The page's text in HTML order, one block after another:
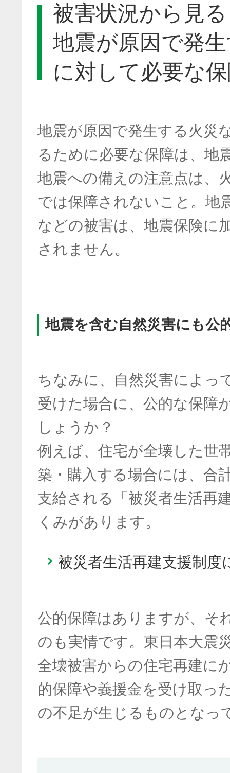
被害状況から見
地震が原因で発
に対して必要な
地震が原因で発生する火災
るために必要な保障は、地
地震への備えの注意点は、
では保障されないこと。地
などの被害は、地震保険に
されません。
地震を含む自然災害にも公
ちなみに、自然災害によっ
受けた場合に、公的な保障
しょうか？
例えば、住宅が全壊した世
築・購入する場合には、合
支給される「被災者生活再
くみがあります。
被災者生活再建支援制度
公的保障はありますが、そ
のも実情です。東日本大震
全壊被害からの住宅再建に
的保障や義援金を受け取っ
の不足が生じるものとなっ